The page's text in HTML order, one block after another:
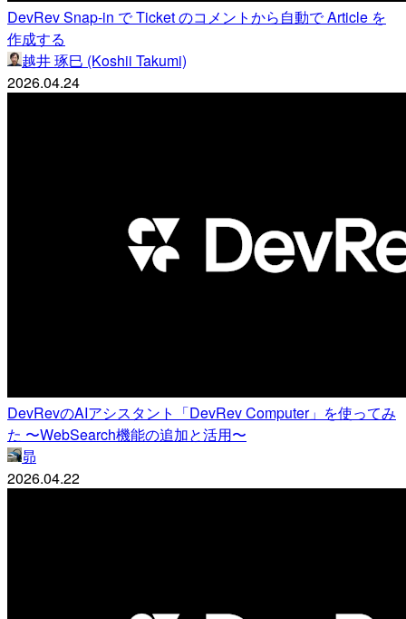
DevRev Snap-in で Ticket のコメントから自動で Article を
作成する
越井 琢巳 (Koshii Takumi)
2026.04.24
DevRevのAIアシスタント「DevRev Computer」を使ってみ
た 〜WebSearch機能の追加と活用〜
昴
2026.04.22